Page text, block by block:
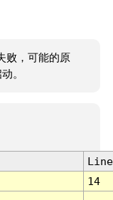
败，可能的原
。
Line
14